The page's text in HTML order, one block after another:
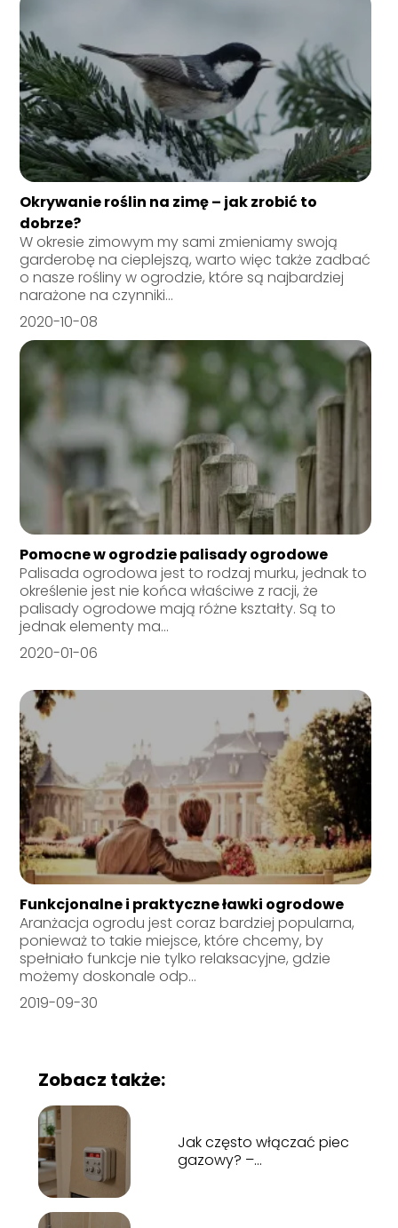
Okrywanie roślin na zimę – jak zrobić to
dobrze?
W okresie zimowym my sami zmieniamy swoją
garderobę na cieplejszą, warto więc także zadbać
o nasze rośliny w ogrodzie, które są najbardziej
narażone na czynniki...
2020-10-08
Pomocne w ogrodzie palisady ogrodowe
Palisada ogrodowa jest to rodzaj murku, jednak to
określenie jest nie końca właściwe z racji, że
palisady ogrodowe mają różne kształty. Są to
jednak elementy ma...
2020-01-06
Funkcjonalne i praktyczne ławki ogrodowe
Aranżacja ogrodu jest coraz bardziej popularna,
ponieważ to takie miejsce, które chcemy, by
spełniało funkcje nie tylko relaksacyjne, gdzie
możemy doskonale odp...
2019-09-30
Zobacz także:
Jak często włączać piec
gazowy? –